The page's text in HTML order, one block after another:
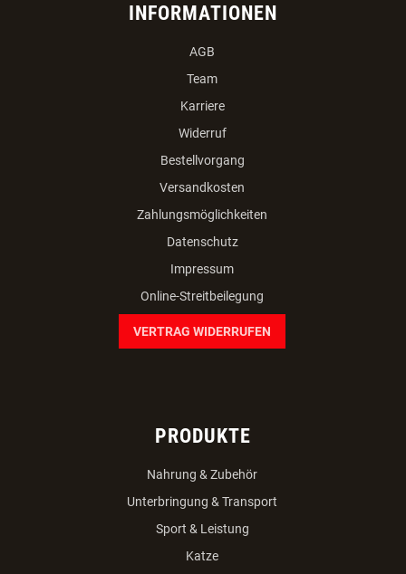
INFORMATIONEN
AGB
Team
Karriere
Widerruf
Bestellvorgang
Versandkosten
Zahlungsmöglichkeiten
Datenschutz
Impressum
Online-Streitbeilegung
VERTRAG WIDERRUFEN
PRODUKTE
Nahrung & Zubehör
Unterbringung & Transport
Sport & Leistung
Katze